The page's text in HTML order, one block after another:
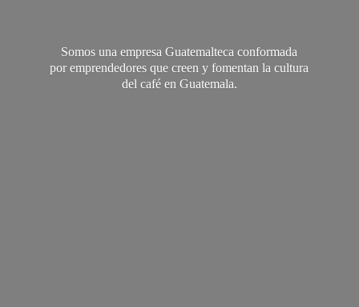
Somos una empresa Guatemalteca conformada
por emprendedores que creen y fomentan la cultura
del café en Guatemala.